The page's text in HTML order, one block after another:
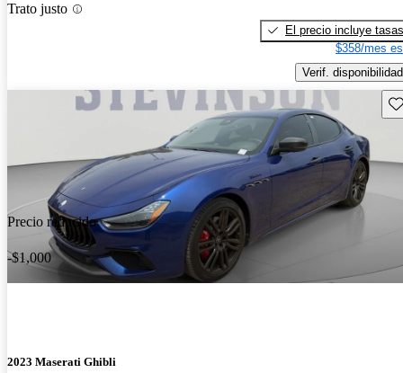
Trato justo
El precio incluye tasas
$358/mes
Verif. disponibilidad
Precio reducido
-$1,000
2023 Maserati Ghibli